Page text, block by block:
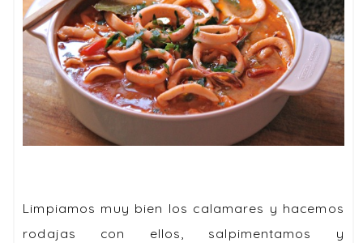
Limpiamos muy bien los calamares y hacemos
rodajas con ellos, salpimentamos y